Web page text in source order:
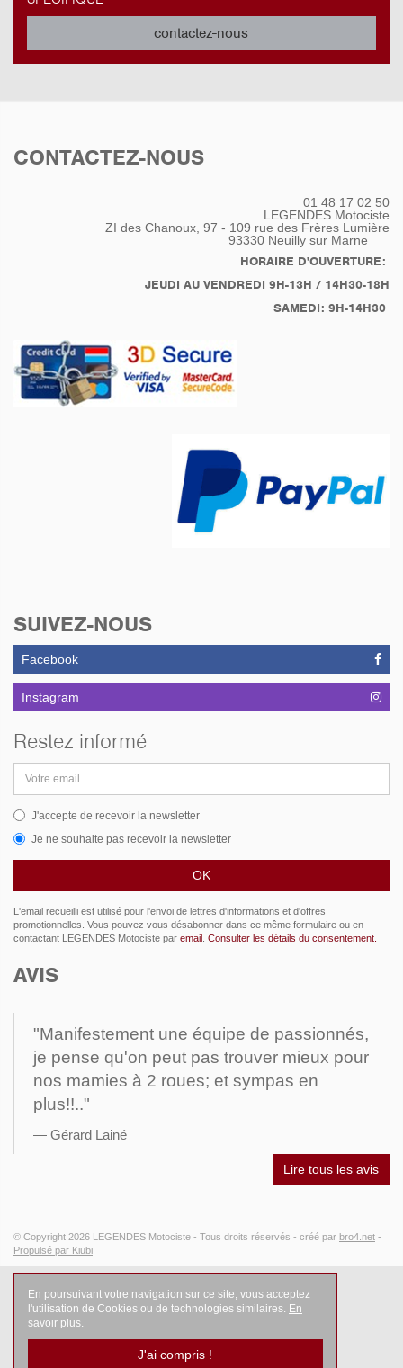
contactez-nous
CONTACTEZ-NOUS
01 48 17 02 50
LEGENDES Motociste
ZI des Chanoux, 97 - 109 rue des Frères Lumière
93330 Neuilly sur Marne
HORAIRE D'OUVERTURE:
JEUDI AU VENDREDI 9H-13H / 14H30-18H
SAMEDI: 9H-14H30
SUIVEZ-NOUS
Facebook
Instagram
Restez informé
email
J'accepte de recevoir la newsletter
Je ne souhaite pas recevoir la newsletter
L'email recueilli est utilisé pour l'envoi de lettres d'informations et d'offres
promotionnelles. Vous pouvez vous désabonner dans ce même formulaire ou en
contactant LEGENDES Motociste par email Consulter les détails du consentement.
AVIS
"Manifestement une équipe de passionnés,
je pense qu'on peut pas trouver mieux pour
nos mamies à 2 roues; et sympas en
plus!!.."
Gérard Lainé
Lire tous les avis
© Copyright 2026 LEGENDES Motociste - Tous droits réservés - créé par bro4.net -
Propulsé par Kiubi
En poursuivant votre navigation sur ce site, vous acceptez
l'utilisation de Cookies ou de technologies similaires. En
savoir plus
J'ai compris !